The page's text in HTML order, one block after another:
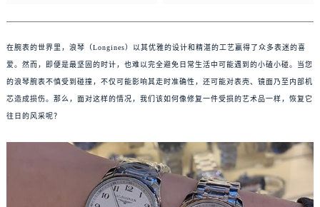
在腕表的世界里，浪琴（Longines）以其优雅的设计和精湛的工艺赢得了众多表迷的喜
爱。然而，即便是最坚固的时计，也难以完全避免日常生活中可能遇到的小磕小碰。当您
的浪琴腕表不慎受到碰撞，不仅可能影响其走时准确性，还可能对表壳、镜面乃至内部机
芯造成损伤。那么，面对这样的情况，我们该如何像修复一件受损的艺术品一样，恢复它
往日的风采呢？